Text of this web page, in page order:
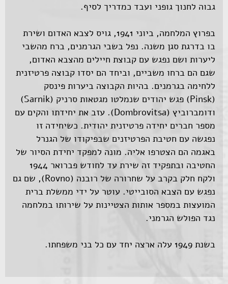
גבוה לחנוך גופני ועבד כמדריך לסיף.
בפרוץ המלחמה, ביוני 1941, גויס לצבא האדום ושירת
בו בדרגת סגן משנה. נפל בשבי הגרמנים, ברח מהשבי
ליערות ושם נפגש עם קבוצת חיילים מהצבא האדום,
שגם הם ברחו משביים, וביחד הם יסדו קבוצה פרטיזנית
ללחימה בגרמנים. בהיות הקבוצה ביערות פינסק
(Pinsk) פגש יהודים שנמלטו מגטאות סרניק (Sarnik)
ודומברוביץ (Dombrovitsa). עזב את יחידתו והקים עם
מספר חברים יחידה פרטיזנית יהודית. כשיחידה זו
נפגשה עם חטיבת הפרטיזנים שבפיקודו של הגנרל
באגמה הם הצטרפו אליה. מונה למפקד יחידת הסיור של
החטיבה ובתפקיד זה שירת עד לחודש פברואר 1944
ולקח חלק בקרב על שחרורה של רובנה (Rovno), שם גם
נפגש עם הצבא הסובייטי. עוטר על ידי ממשלת ברית
המועצות במספר אותות הצטיינות על שירותו במלחמה
נגד הפולש הגרמני.
בשנת 1949 עלה ארצה יחד עם כל בני משפחתו.